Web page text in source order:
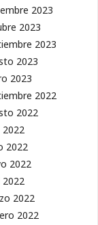
2023
2023
2023
2023
2023
2022
2022
2022
2022
2022
2022
2022
2022